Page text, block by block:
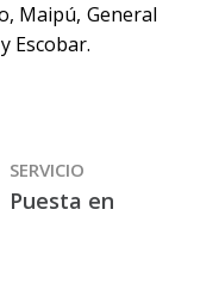
Maipú, General
Escobar.
SERVICIO
Puesta en